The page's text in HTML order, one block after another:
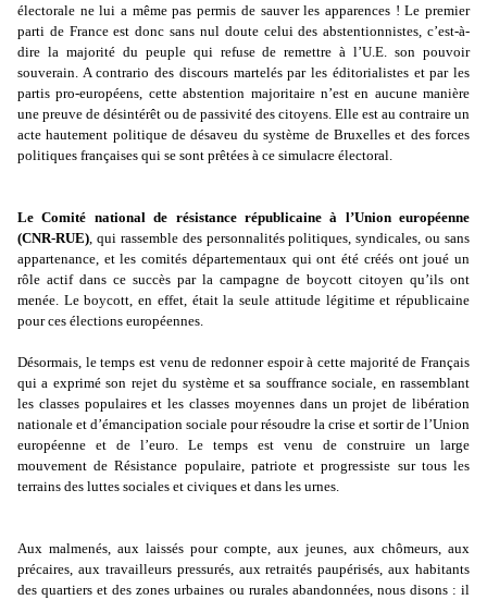
électorale ne lui a même pas permis de sauver les apparences ! Le premier
parti de France est donc sans nul doute celui des abstentionnistes, c’est-à-
dire la majorité du peuple qui refuse de remettre à l’U.E. son pouvoir
souverain. A contrario des discours martelés par les éditorialistes et par les
partis pro-européens, cette abstention majoritaire n’est en aucune manière
une preuve de désintérêt ou de passivité des citoyens. Elle est au contraire un
acte hautement politique de désaveu du système de Bruxelles et des forces
politiques françaises qui se sont prêtées à ce simulacre électoral.
Le Comité national de résistance républicaine à l’Union européenne
(CNR-RUE), qui rassemble des personnalités politiques, syndicales, ou sans
appartenance, et les comités départementaux qui ont été créés ont joué un
rôle actif dans ce succès par la campagne de boycott citoyen qu’ils ont
menée. Le boycott, en effet, était la seule attitude légitime et républicaine
pour ces élections européennes.
Désormais, le temps est venu de redonner espoir à cette majorité de Français
qui a exprimé son rejet du système et sa souffrance sociale, en rassemblant
les classes populaires et les classes moyennes dans un projet de libération
nationale et d’émancipation sociale pour résoudre la crise et sortir de l’Union
européenne et de l’euro. Le temps est venu de construire un large
mouvement de Résistance populaire, patriote et progressiste sur tous les
terrains des luttes sociales et civiques et dans les urnes.
Aux malmenés, aux laissés pour compte, aux jeunes, aux chômeurs, aux
précaires, aux travailleurs pressurés, aux retraités paupérisés, aux habitants
des quartiers et des zones urbaines ou rurales abandonnées, nous disons : il